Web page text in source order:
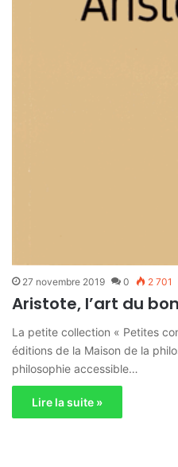
27 novembre 2019 0 2 701
Aristote, l’art du
La petite collection « Petites
éditions de la Maison de la
philosophie accessible…
Lire la suite »